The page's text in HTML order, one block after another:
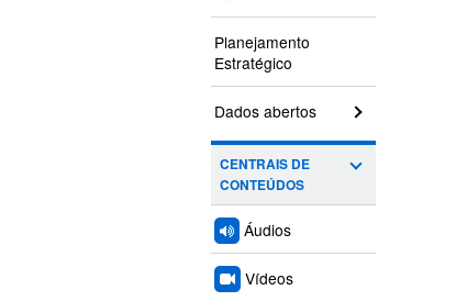
Planejamento
Estratégico
Dados abertos
CENTRAIS DE
CONTEÚDOS
Áudios
Vídeos